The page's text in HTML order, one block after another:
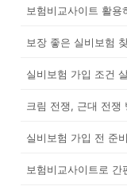
보험비교사이트 활용
보장 좋은 실비보험
실비보험 가입 조건
크림 전쟁, 근대 전쟁
실비보험 가입 전 준
보험비교사이트로 간